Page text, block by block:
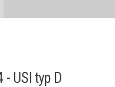
- USI typ D